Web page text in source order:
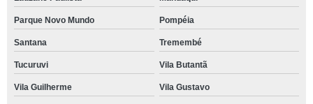
Parque Novo Mundo Pompéia
Santana Tremembé
Tucuruvi Vila Butantã
Vila Guilherme Vila Gustavo